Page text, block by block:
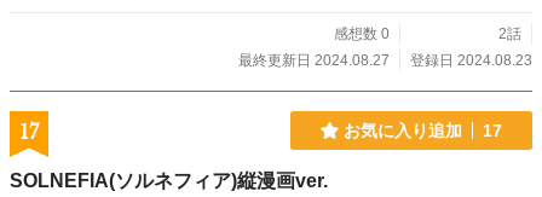
感想数 0
2話
最終更新日 2024.08.27
登録日 2024.08.23
17 お気に入り追加 17
SOLNEFIA(ソルネフィア)縦漫画ver.